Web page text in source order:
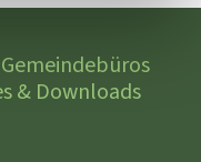
Gemeindebüros
& Downloads